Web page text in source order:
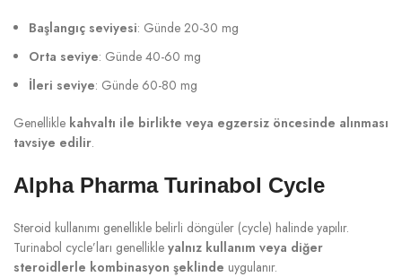
Başlangıç seviyesi: Günde 20-30 mg
Orta seviye: Günde 40-60 mg
İleri seviye: Günde 60-80 mg
Genellikle kahvaltı ile birlikte veya egzersiz öncesinde alınması
tavsiye edilir.
Alpha Pharma Turinabol Cycle
Steroid kullanımı genellikle belirli döngüler (cycle) halinde yapılır.
Turinabol cycle’ları genellikle yalnız kullanım veya diğer
steroidlerle kombinasyon şeklinde uygulanır.